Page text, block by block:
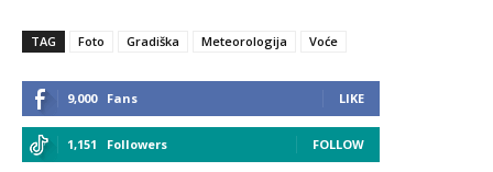
TAG Foto Gradiška Meteorologija Voće
9,000 Fans LIKE
1,151 Followers FOLLOW